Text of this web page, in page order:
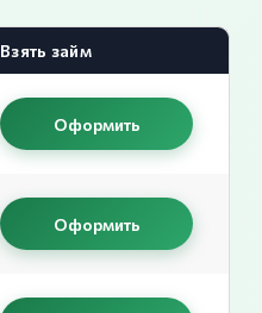
Взять займ
Оформить
Оформить